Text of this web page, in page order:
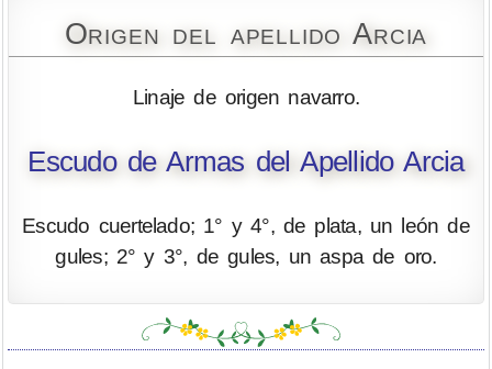
Origen del apellido Arcia
Linaje de origen navarro.
Escudo de Armas del Apellido Arcia
Escudo cuertelado; 1° y 4°, de plata, un león de
gules; 2° y 3°, de gules, un aspa de oro.